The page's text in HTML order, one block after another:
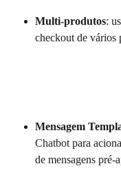
Multi-produtos:
checkout de vários
Mensagem
Chatbot para
de mensagens pré-